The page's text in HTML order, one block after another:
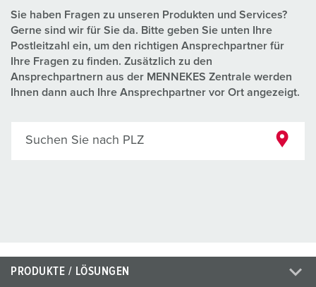
Sie haben Fragen zu unseren Produkten und Services?
Gerne sind wir für Sie da. Bitte geben Sie unten Ihre
Postleitzahl ein, um den richtigen Ansprechpartner für
Ihre Fragen zu finden. Zusätzlich zu den
Ansprechpartnern aus der MENNEKES Zentrale werden
Ihnen dann auch Ihre Ansprechpartner vor Ort angezeigt.
Suchen Sie nach PLZ
PRODUKTE / LÖSUNGEN